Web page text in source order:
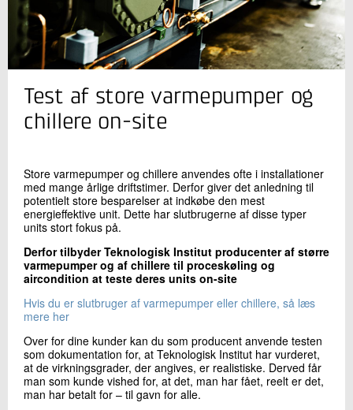
Jeg er din kontaktperson
Line Ankerstjerne Kruuse
Seniorkonsulent
Køle- og Varmepumpeteknik
Skriv til mig
Send
Test af store varmepumper og
chillere on-site
Store varmepumper og chillere anvendes ofte i installationer
med mange årlige driftstimer. Derfor giver det anledning til
potentielt store besparelser at indkøbe den mest
energieffektive unit. Dette har slutbrugerne af disse typer
units stort fokus på.
Derfor tilbyder Teknologisk Institut producenter af større
varmepumper og af chillere til proceskøling og
aircondition at teste deres units on-site
Hvis du er slutbruger af varmepumper eller chillere, så læs
mere her
Over for dine kunder kan du som producent anvende testen
som dokumentation for, at Teknologisk Institut har vurderet,
at de virkningsgrader, der angives, er realistiske. Derved får
man som kunde vished for, at det, man har fået, reelt er det,
man har betalt for – til gavn for alle.